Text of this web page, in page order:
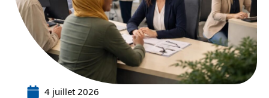
4 juillet 2026